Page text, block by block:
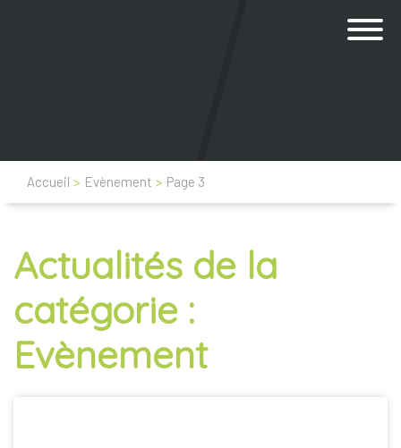
Accueil > Evènement > Page 3
Actualités de la
catégorie :
Evènement